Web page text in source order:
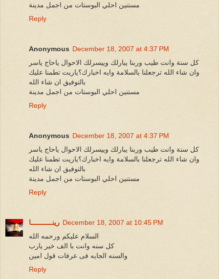
مستنين احلي البوستات من اجمل مدينة
Reply
Anonymous December 18, 2007 at 4:37 PM
كل سنة وانت طيب وربنا يبارلك وييسرلك الاحوال ياحاج ياسر
وان شاء الله ترجعلنا بالسلامة وايه اخبارك؟ياريت تطمنا عليك
بالتوفيق ان شاء الله
مستنين احلي البوستات من اجمل مدينة
Reply
Anonymous December 18, 2007 at 4:37 PM
كل سنة وانت طيب وربنا يبارلك وييسرلك الاحوال ياحاج ياسر
وان شاء الله ترجعلنا بالسلامة وايه اخبارك؟ياريت تطمنا عليك
بالتوفيق ان شاء الله
مستنين احلي البوستات من اجمل مدينة
Reply
رينـــــــــــا December 18, 2007 at 10:45 PM
السلام عليكم ورحمه الله
كل سنه وانت با الف خير يارب
والسنه الجايه فى عرفات قول امين
Reply